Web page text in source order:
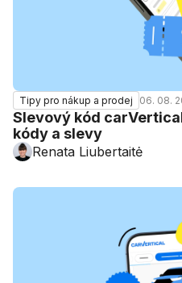
Tipy pro nákup a prodej 06. 08.
Slevový kód
kódy a slevy
Renata Liubertaitė